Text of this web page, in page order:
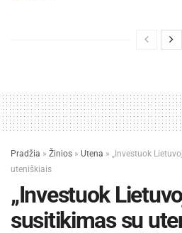
Pradžia » Žinios » Utena » „Investuok
uteniškiais
„Investuok
susitikimas su